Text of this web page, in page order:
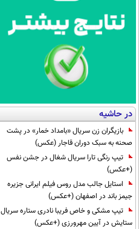
در حاشیه
بازیگران زن سریال «بامداد خمار» در پشت
صحنه به سبک دوران قاجار (عکس)
تیپ رنگی تارا سریال شغال در جشن نفس
(+عکس)
استایل جالب مدل روس فیلم ایرانی جزیره
جیمز باند در اصفهان (+عکس)
تیپ مشکی و خاص فریبا نادری ستاره سریال
ستایش در آیین مهرورزی (+عکس)